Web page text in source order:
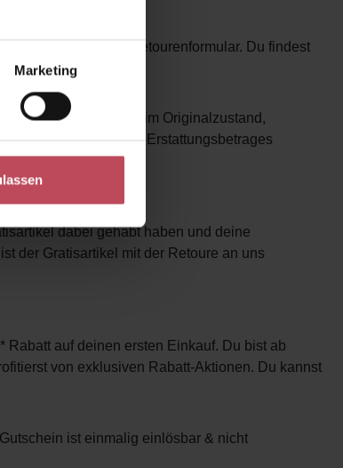
Marketing
unser Retourenformular. Du findest
wenn der Artikel im Originalzustand,
vor, einen Teil des Erstattungsbetrages
dabei gehabt haben und deine
der Gratisartikel mit der Retoure an uns
auf deinen ersten Einkauf. Du bist ab
von exklusiven Rabatt-Aktionen. Du kannst
ist einmalig einlösbar & nicht